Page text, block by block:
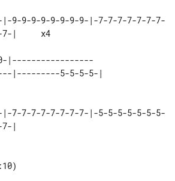
9-9-9-9-9-9-9-9-|-7-7-7-7-7-7-7-
0-|-----------------
|---------5-5-5-5-|
7-7-7-7-7-7-7-7-|-5-5-5-5-5-5-5-
7-|